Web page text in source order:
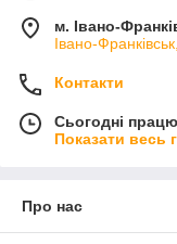
м. Івано-
Івано-
Контакти
Сьогодні
Показати весь
Про нас